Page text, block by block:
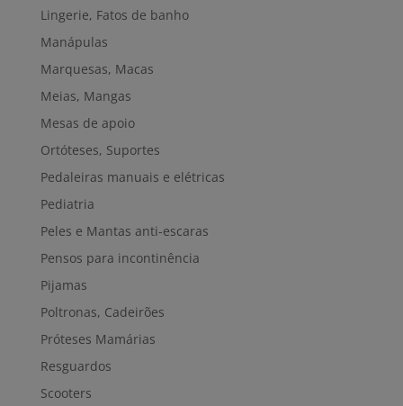
Lingerie, Fatos de banho
Manápulas
Marquesas, Macas
Meias, Mangas
Mesas de apoio
Ortóteses, Suportes
Pedaleiras manuais e elétricas
Pediatria
Peles e Mantas anti-escaras
Pensos para incontinência
Pijamas
Poltronas, Cadeirões
Próteses Mamárias
Resguardos
Scooters